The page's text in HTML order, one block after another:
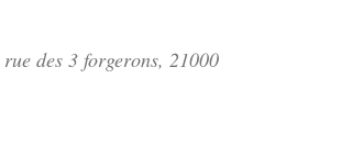
rue des 3 forgerons, 21000